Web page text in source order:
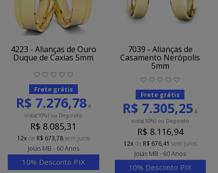
4223 - Alianças de Ouro
Duque de Caxias 5mm
Frete grátis
R$ 7.276,78à
vista(10%) ou Deposito
R$ 8.085,31
12xde R$ 673,78sem juros
Joias MB - 60 Anos
10% Desconto PIX
7039 - Alianças de
Casamento Nerópolis
5mm
Frete grátis
R$ 7.305,25 à
vista(10%)ou Deposito
R$ 8.116,94
12xde R$ 676,41 sem juros
Joias MB - 60 Anos
10% Desconto PIX